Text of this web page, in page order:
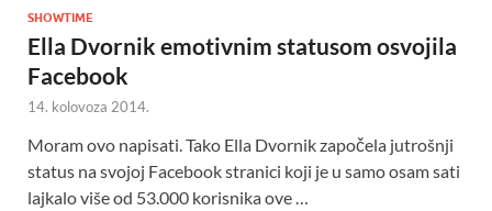
SHOWTIME
Ella Dvornik emotivnim statusom osvojila
Facebook
14. kolovoza 2014.
Moram ovo napisati. Tako Ella Dvornik započela jutrošnji
status na svojoj Facebook stranici koji je u samo osam sati
lajkalo više od 53.000 korisnika ove …